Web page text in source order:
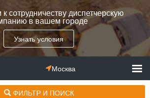
сотрудничеству диспетчерскую
в вашем городе
Узнать условия
Москва
ФИЛЬТР И ПОИСК